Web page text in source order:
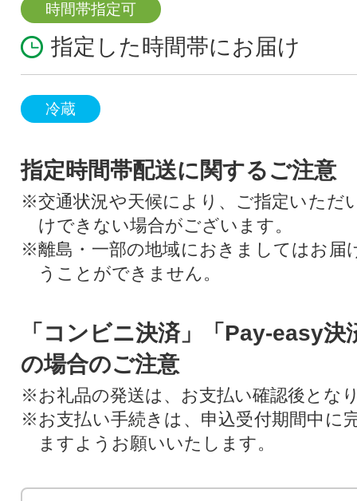
時間帯指定可
指定した時間帯にお届け
冷蔵
指定時間帯配送に関するご注意
※交通状況や天候により、ご指定いただ
けできない場合がございます。
※離島・一部の地域におきましてはお届
うことができません。
「コンビニ決済」「Pay-easy決
の場合のご注意
※お礼品の発送は、お支払い確認後とな
※お支払い手続きは、申込受付期間中に
ますようお願いいたします。